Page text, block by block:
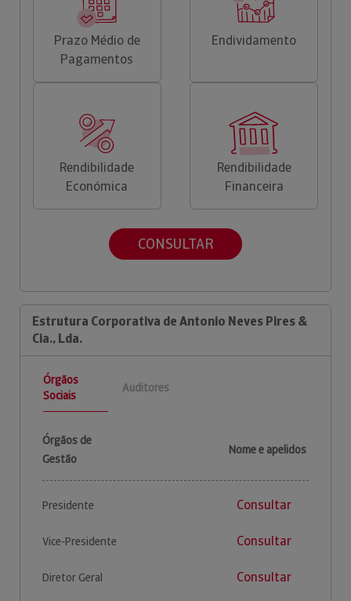
Prazo Médio de
Pagamentos
Endividamento
Rendibilidade
Económica
Rendibilidade
Financeira
CONSULTAR
Estrutura Corporativa de Antonio Neves Pires &
Cia., Lda.
Órgãos
Sociais
Auditores
Órgãos de
Gestão
Nome e apelidos
Presidente Consultar
Vice-Presidente Consultar
Diretor Geral Consultar